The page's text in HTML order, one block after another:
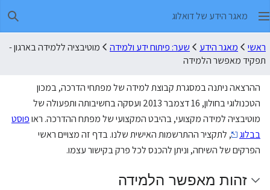
מאגר הידע של דואלוג
ראשי מאגר הידע שער: פיתוח ידע ולמידה
מוטיבציה ללמידה בארגון -
תפקיד מאפשר הלמידה
ההרצאה ניתנה במסגרת קבוצת למידה של מפתחי הדרכה, במכון
הטכנולוגי בחולון, 16 דצמבר 2013 ועסקה בחשיבותה ותפעולה של
מוטיבציה למידה מקצועי, בהיבט המקצועי של מפתח ההדרכה. ראופוסט
בבלוג
, לתקציר ההתרשמות האישית שלנו. בדף זה מצויים ראשי
הפרקים של השיחה, וניתן להכנס לכל פרק בקישור עצמו.
זהות מאפשר הלמידה